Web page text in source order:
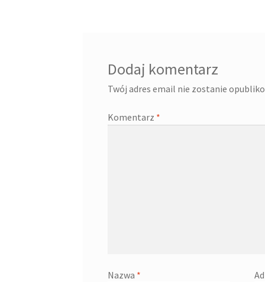
Dodaj komentarz
Twój adres email nie zostanie
Komentarz *
Nazwa *